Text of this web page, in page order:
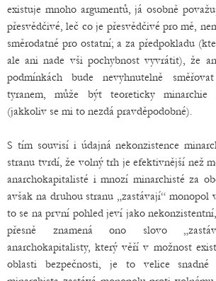
existuje mnoho argumentů, já osobně
přesvědčivé, leč co je přesvědčivé pro mě,
směrodatné pro ostatní; a za předpokladu
ale ani nade vši pochybnost vyvrátit), že
podmínkách bude nevyhnutelně
tyranem, může být teoreticky
(jakkoliv se mi to nezdá pravděpodobné).
S tím souvisí i údajná nekonzistence
stranu tvrdí, že volný trh je efektivnější než
anarchokapitalisté i mnozí minarchisté za
avšak na druhou stranu „zastávají“ monopol
to se na první pohled jeví jako
přesně znamená ono slovo
anarchokapitalisty, který věří v možnost
oblasti bezpečnosti, je to velice